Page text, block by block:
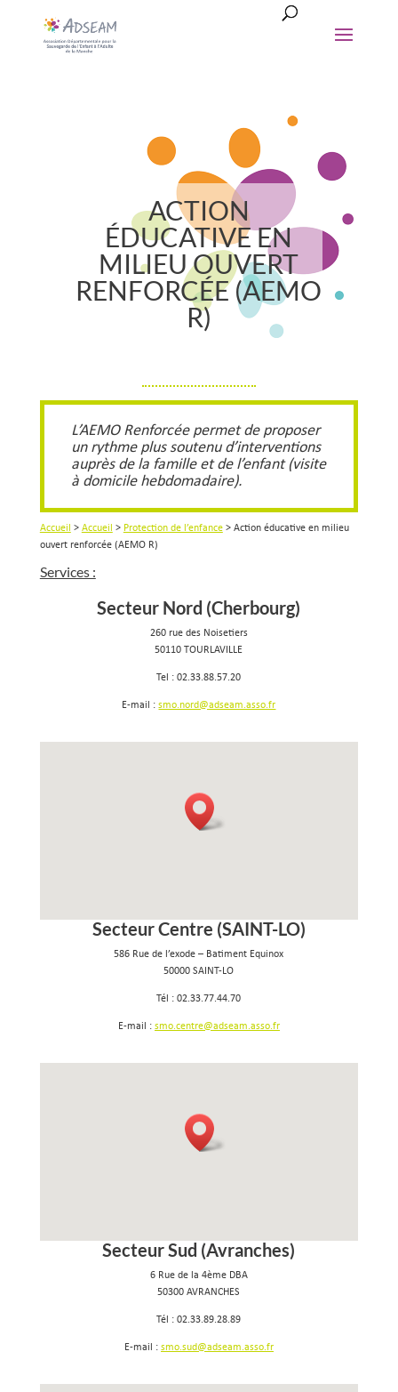
ACTION
ÉDUCATIVE EN
MILIEU OUVERT
RENFORCÉE (AEMO
R)
L’AEMO Renforcée permet de proposer
un rythme plus soutenu d’interventions
auprès de la famille et de l’enfant (visite
à domicile hebdomadaire).
Accueil > Accueil > Protection de l’enfance> Action éducative en milieu
ouvert renforcée (AEMO R)
Services :
Secteur Nord (Cherbourg)
260 rue des Noisetiers
50110 TOURLAVILLE
Tel : 02.33.88.57.20
E-mail :smo.nord@adseam.asso.fr
Secteur Centre (SAINT-LO)
586 Rue de l’exode – Batiment Equinox
50000 SAINT-LO
Tél : 02.33.77.44.70
E-mail : smo.centre@adseam.asso.fr
Secteur Sud (Avranches)
6 Rue de la 4ème DBA
50300 AVRANCHES
Tél : 02.33.89.28.89
E-mail : smo.sud@adseam.asso.fr